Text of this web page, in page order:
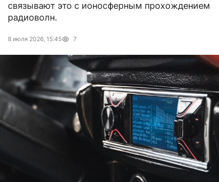
связывают это с ионосферным прохождением
радиоволн.
8 июля 2026, 15:45 7